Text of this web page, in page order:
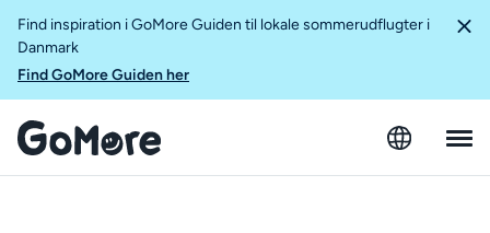
Find inspiration i GoMore Guiden til lokale sommerudflugter i
Danmark
Find GoMore Guiden her